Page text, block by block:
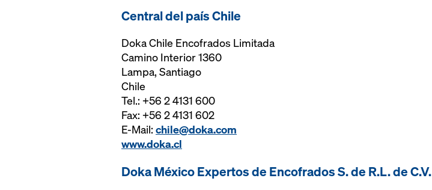
Central del país Chile
Doka Chile Encofrados Limitada
Camino Interior 1360
Lampa, Santiago
Chile
Tel.: +56 2 4131 600
Fax: +56 2 4131 602
E-Mail: chile@doka.com
www.doka.cl
Doka México Expertos de Encofrados S. de R.L. de C.V.